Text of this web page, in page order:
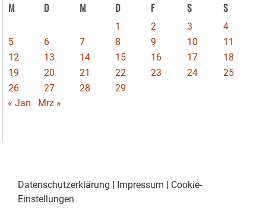
M D M D F S S
1 2 3
4
5
6 7 8 9 10
11
12
13 14 15 16 17
18
19
20 21 22 23 24
25
26
27 28
29
« Jan
Mrz »
Datenschutzerklärung Impressum
Cookie-
Einstellungen